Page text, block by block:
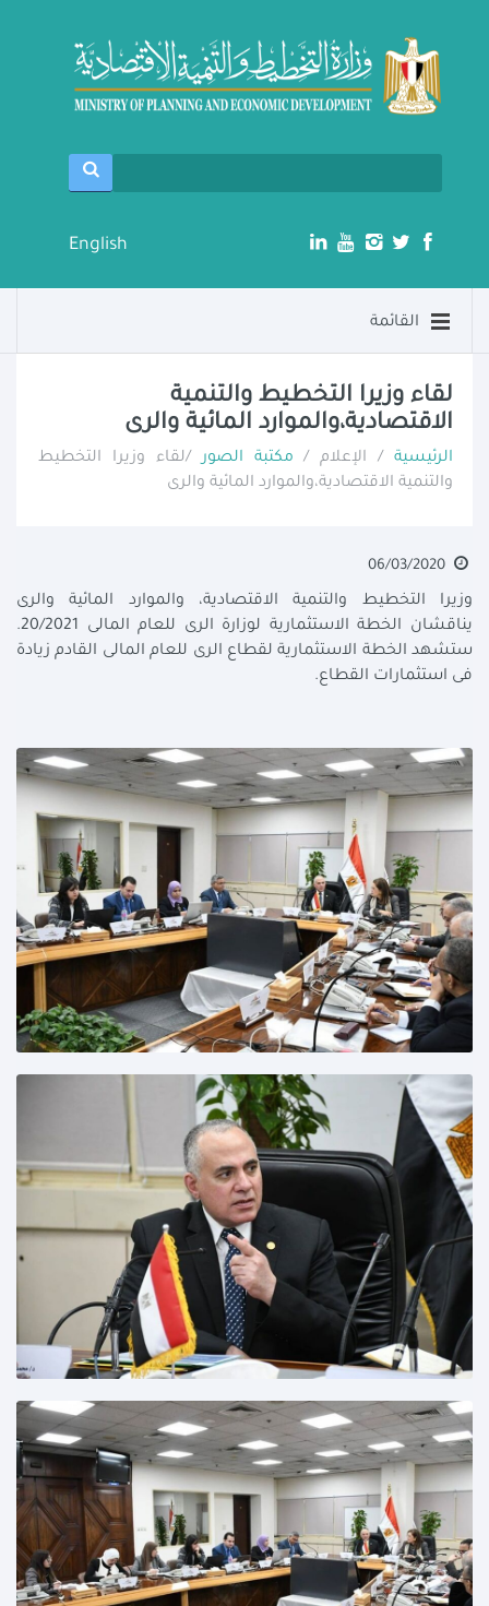
English
القائمة
لقاء وزيرا التخطيط والتنمية
الاقتصادية،والموارد المائية والرى
الرئيسية / الإعلام / مكتبة الصور/لقاء وزيرا التخطيط
والتنمية الاقتصادية،والموارد المائية والرى
وزيرا التخطيط والتنمية الاقتصادية، والموارد المائية والرى
يناقشان الخطة الاستثمارية لوزارة الرى للعام المالى 20/2021.
ستشهد الخطة الاستثمارية لقطاع الرى للعام المالى القادم زيادة
فى استثمارات القطاع.